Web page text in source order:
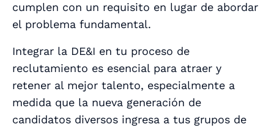
cumplen con un requisito en lugar de abordar
el problema fundamental.
Integrar la DE&I en tu proceso de
reclutamiento es esencial para atraer y
retener al mejor talento, especialmente a
medida que la nueva generación de
candidatos diversos ingresa a tus grupos de